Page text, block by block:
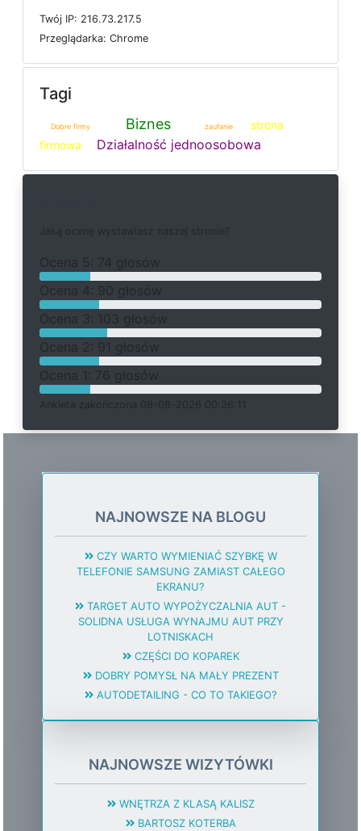
Twój IP: 216.73.217.5
Przeglądarka: Chrome
Tagi
Dobre firmy Biznes zaufanie
strona
firmowa
Działalność jednoosobowa
a ą a a a
O
a 5: 74 głosów
O
a 4: 90 głosów
O
a 3: 103 głosów
O
a 2: 91 głosów
O
a 1: 76 głosów
Ankieta a a 08-08-2026 00:36:11
NAJNOWSZE NA BLOGU
CZY WARTO WYMIENIAĆ SZYBKĘ W
TELEFONIE SAMSUNG ZAMIAST CAŁEGO
EKRANU?
TARGET AUTO WYPOŻYCZALNIA AUT -
SOLIDNA USŁUGA WYNAJMU AUT PRZY
LOTNISKACH
CZĘŚCI DO KOPAREK
DOBRY POMYSŁ NA MAŁY PREZENT
AUTODETAILING - CO TO TAKIEGO?
NAJNOWSZE WIZYTÓWKI
WNĘTRZA Z KLASĄ KALISZ
BARTOSZ KOTERBA